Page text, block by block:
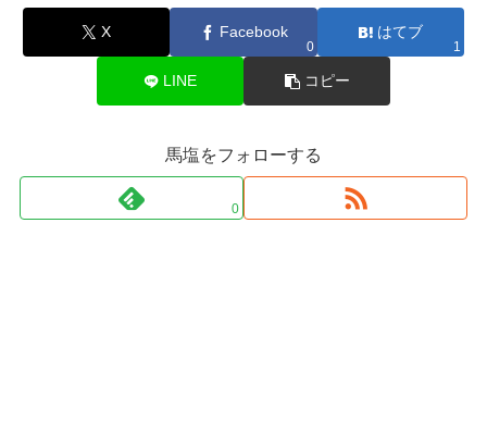
X Facebook
0
はてブ
1
LINE コピー
馬塩をフォローする
0